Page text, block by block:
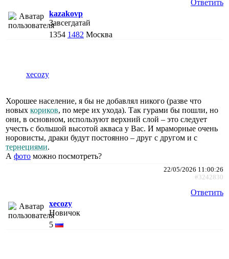
Ответить
kazakovp
Завсегдатай
1354 1482 Москва
xecozy
Хорошее население, я бы не добавлял никого (разве что
новых кориков, по мере их ухода). Так гурами бы пошли, но
они, в основном, используют верхний слой – это следует
учесть с большой высотой акваса у Вас. И мраморные очень
норовисты, драки будут постоянно – друг с другом и с
тернециями.
А фото можно посмотреть?
22/05/2026 11:00:26
#3242830
Ответить
xecozy
Новичок
5